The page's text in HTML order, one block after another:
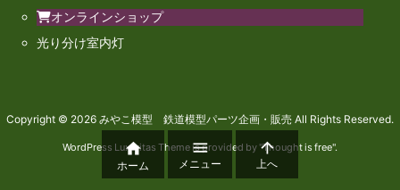
オンラインショップ
光り分け室内灯
Copyright © 2026 みやこ模型 鉄道模型パーツ企画・販売 All Rights Reserved.
WordPress Luxeritas Theme is provided by "Thought is free".

ホーム

メニュー

上へ